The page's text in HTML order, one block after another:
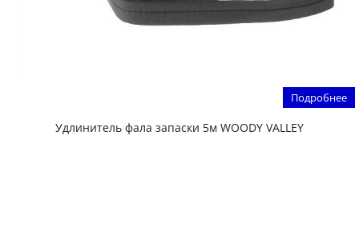
Подробнее
Удлинитель фала запаски 5м WOODY VALLEY